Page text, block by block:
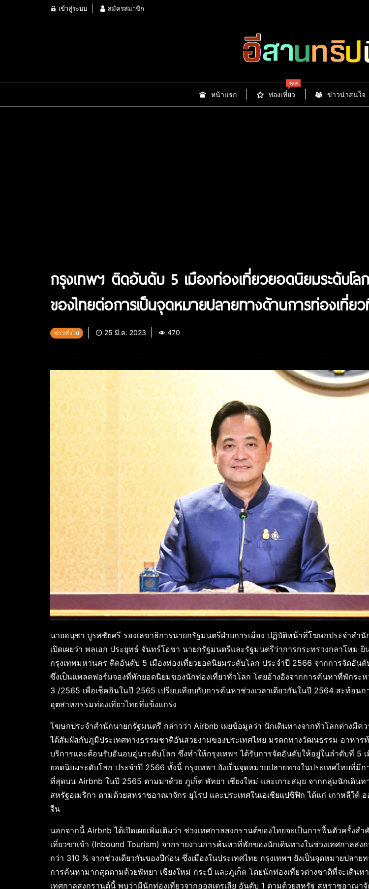
เข้าสู่ระบบ สมัครสมาชิก
หน้าแรก ท่องเที่ยว
new
ข่าวน่าสนใจ
กรุงเทพฯ ติดอันดับ 5 เมืองท่องเที่ยวยอดนิยมระดับโ
ของไทยต่อการเป็นจุดหมายปลายทางด้านการท่องเที่
ข่าวทั่วไป 25 มี.ค. 2023 470
นายอนุชา บูรพชัยศรี รองเลขาธิการนายกรัฐมนตรีฝ่ายการเมือง ปฏิบัติหน้าที่โฆษกประจำสำ
เปิดเผยว่า พลเอก ประยุทธ์ จันทร์โอชา นายกรัฐมนตรีและรัฐมนตรีว่าการกระทรวงกลาโหม ยิ
กรุงเทพมหานคร ติดอันดับ 5 เมืองท่องเที่ยวยอดนิยมระดับโลก ประจำปี 2566 จากการจัดอัน
ซึ่งเป็นแพลตฟอร์มจองที่พักยอดนิยมของนักท่องเที่ยวทั่วโลก โดยอ้างอิงจากการค้นหาที่พักระห
3 /2565 เพื่อเช็คอินในปี 2565 เปรียบเทียบกับการค้นหาช่วงเวลาเดียวกันในปี 2564 สะท้อน
อุตสาหกรรมท่องเที่ยวไทยที่แข็งแกร่ง
โฆษกประจำสำนักนายกรัฐมนตรี กล่าวว่า Airbnb เผยข้อมูลว่า นักเดินทางจากทั่วโลกต่างมีค
ได้สัมผัสกับภูมิประเทศทางธรรมชาติอันสวยงามของประเทศไทย มรดกทางวัฒนธรรม อาหาร
บริการและต้อนรับอันอบอุ่นระดับโลก ซึ่งทำให้กรุงเทพฯ ได้รับการจัดอันดับให้อยู่ในลำดับที่ 5 เ
ยอดนิยมระดับโลก ประจำปี 2566 ทั้งนี้ กรุงเทพฯ ยังเป็นจุดหมายปลายทางในประเทศไทยที่มี
ที่สุดบน Airbnb ในปี 2565 ตามมาด้วย ภูเก็ต พัทยา เชียงใหม่ และเกาะสมุย จากกลุ่มนักเดินท
สหรัฐอเมริกา ตามด้วยสหราชอาณาจักร ยุโรป และประเทศในเอเชียแปซิฟิก ได้แก่ เกาหลีใต้ อ
จีน
นอกจากนี้ Airbnb ได้เปิดเผยเพิ่มเติมว่า ช่วงเทศกาลสงกรานต์ของไทยจะเป็นการฟื้นตัวครั้งส
เที่ยวขาเข้า (Inbound Tourism) จากรายงานการค้นหาที่พักของนักเดินทางในช่วงเทศกาลสง
กว่า 310 % จากช่วงเดียวกันของปีก่อน ซึ่งเมืองในประเทศไทย กรุงเทพฯ ยังเป็นจุดหมายปลาย
การค้นหามากสุดตามด้วยพัทยา เชียงใหม่ กระบี่ และภูเก็ต โดยนักท่องเที่ยวต่างชาติที่จะเดินท
เทศกาลสงกรานต์นี้ พบว่ามีนักท่องเที่ยวจากออสเตรเลีย อันดับ 1 ตามด้วยสหรัฐ สหราชอาณา